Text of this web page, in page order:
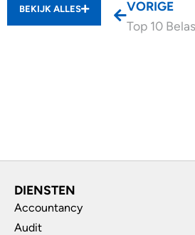
BEKIJK ALLES
VORIGE
DIENSTEN
Accountancy
Audit